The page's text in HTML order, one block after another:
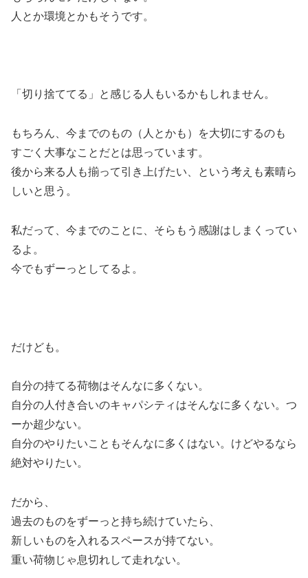
人とか環境とかもそうです。
「切り捨ててる」と感じる人もいるかもしれません。
もちろん、今までのもの（人とかも）を大切にするのも
すごく大事なことだとは思っています。
後から来る人も揃って引き上げたい、という考えも素晴ら
しいと思う。
私だって、今までのことに、そらもう感謝はしまくってい
るよ。
今でもずーっとしてるよ。
だけども。
自分の持てる荷物はそんなに多くない。
自分の人付き合いのキャパシティはそんなに多くない。つ
ーか超少ない。
自分のやりたいこともそんなに多くはない。けどやるなら
絶対やりたい。
だから、
過去のものをずーっと持ち続けていたら、
新しいものを入れるスペースが持てない。
重い荷物じゃ息切れして走れない。